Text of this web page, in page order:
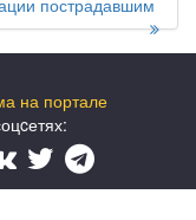
пострадавшим
на портале